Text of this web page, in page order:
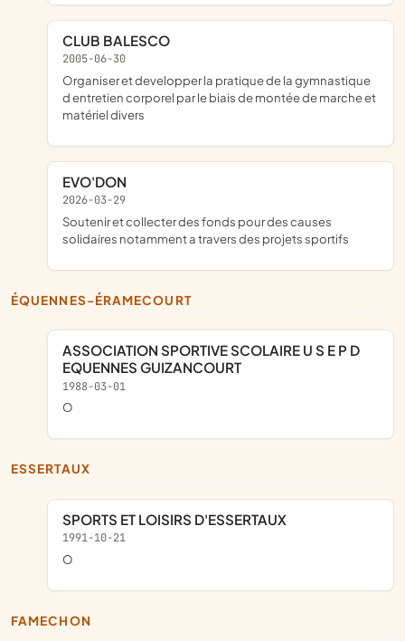
CLUB BALESCO
2005-06-30
organiser et developper la pratique de la gymnastique
d entretien corporel par le biais de montée de marche et
matériel divers
EVO'DON
2026-03-29
soutenir et collecter des fonds pour des causes
solidaires notamment a travers des projets sportifs
ÉQUENNES-ÉRAMECOURT
ASSOCIATION SPORTIVE SCOLAIRE U S E P D
EQUENNES GUIZANCOURT
1988-03-01
o
ESSERTAUX
SPORTS ET LOISIRS D'ESSERTAUX
1991-10-21
o
FAMECHON